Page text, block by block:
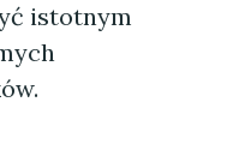
istotnym